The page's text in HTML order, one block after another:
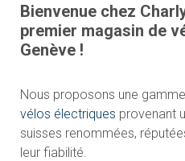
Bienvenue chez
premier magasin de
Genève !
Nous proposons une
vélos électriques provenant
suisses renommées,
leur fiabilité.